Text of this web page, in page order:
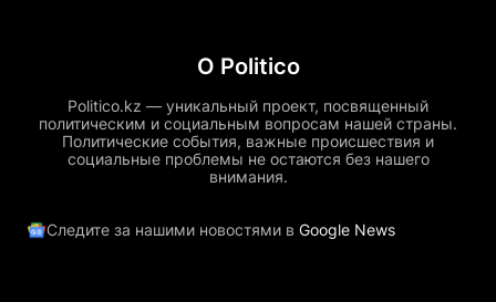
О Politico
Politico.kz — уникальный проект, посвященный
политическим и социальным вопросам нашей страны.
Политические события, важные происшествия и
социальные проблемы не остаются без нашего
внимания.
Следите за нашими новостями в Google News